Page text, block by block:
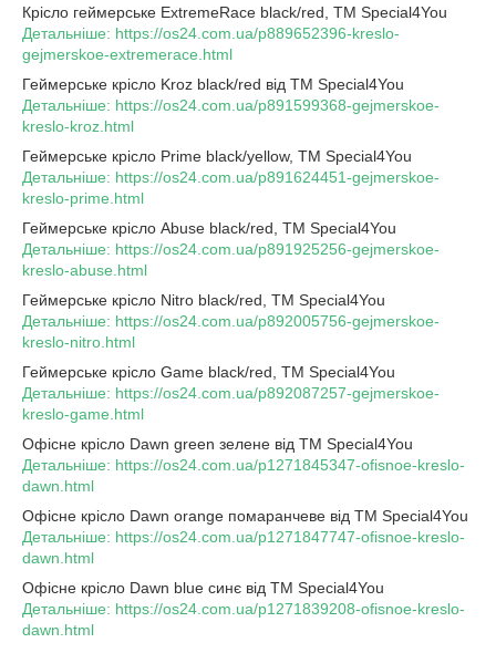
Крісло геймерське ExtrеmеRacе black/rеd, TM Special4You
Детальніше: https://os24.com.ua/p889652396-kreslo-
gejmerskoe-extremerace.html
Геймерське крісло Kroz black/red від TM Special4You
Детальніше: https://os24.com.ua/p891599368-gejmerskoe-
kreslo-kroz.html
Геймерське крісло Prime black/yellow, TM Special4You
Детальніше: https://os24.com.ua/p891624451-gejmerskoe-
kreslo-prime.html
Геймерське крісло Abuse black/red, TM Special4You
Детальніше: https://os24.com.ua/p891925256-gejmerskoe-
kreslo-abuse.html
Геймерське крісло Nitro black/red, TM Special4You
Детальніше: https://os24.com.ua/p892005756-gejmerskoe-
kreslo-nitro.html
Геймерське крісло Game black/red, TM Special4You
Детальніше: https://os24.com.ua/p892087257-gejmerskoe-
kreslo-game.html
Офісне крісло Dawn green зелене від TM Special4You
Детальніше: https://os24.com.ua/p1271845347-ofisnoe-kreslo-
dawn.html
Офісне крісло Dawn orange помаранчеве від TM Special4You
Детальніше: https://os24.com.ua/p1271847747-ofisnoe-kreslo-
dawn.html
Офісне крісло Dawn blue синє від TM Special4You
Детальніше: https://os24.com.ua/p1271839208-ofisnoe-kreslo-
dawn.html